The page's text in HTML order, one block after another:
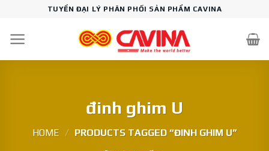
content
TUYỂN ĐẠI LÝ PHÂN PHỐI SẢN PHẨM CAVINA
đinh ghim U
HOME / PRODUCTS TAGGED “ĐINH GHIM U”